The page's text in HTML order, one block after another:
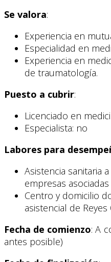
Se valora:
Experiencia en
Especialidad en
Experiencia en
de traumatología.
Puesto a cubrir:
Licenciado en
Especialista: no
Labores para
Asistencia sanitaria
empresas
Centro y domicilio
asistencial de Reyes
Fecha de comienzo: A
antes posible)